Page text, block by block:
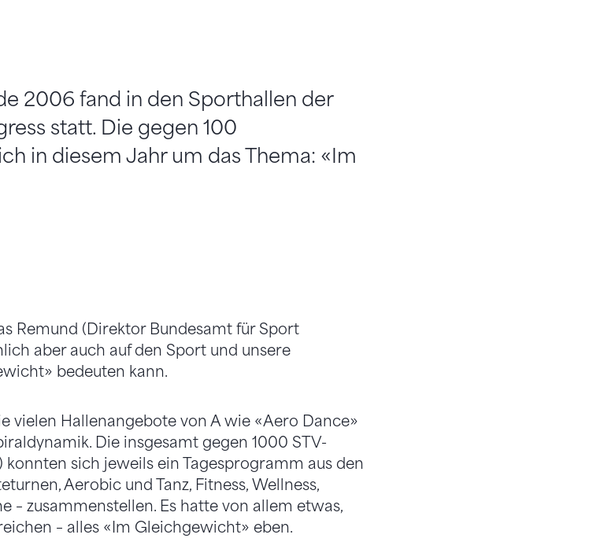
2006 fand in den Sporthallen der
statt. Die gegen 100
in diesem Jahr um das Thema: «Im
Remund (Direktor Bundesamt für Sport
aber auch auf den Sport und unsere
bedeuten kann.
vielen Hallenangebote von A wie «Aero Dance»
Die insgesamt gegen 1000 STV-
konnten sich jeweils ein Tagesprogramm aus den
Aerobic und Tanz, Fitness, Wellness,
– zusammenstellen. Es hatte von allem etwas,
– alles «Im Gleichgewicht» eben.